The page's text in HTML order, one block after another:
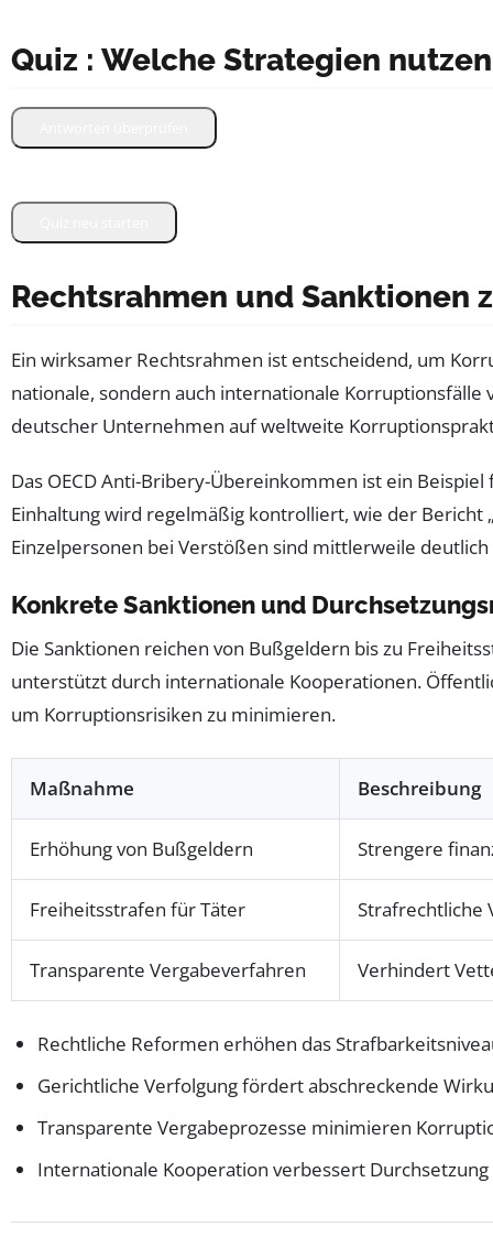
Quiz : Welche Strategien
Rechtsrahmen und Sanktionen
Ein wirksamer Rechtsrahmen ist entscheidend, um
nationale, sondern auch internationale Korruptionsfälle
deutscher Unternehmen auf weltweite
Das OECD Anti-Bribery-Übereinkommen ist ein
Einhaltung wird regelmäßig kontrolliert, wie der Bericht
Einzelpersonen bei Verstößen sind mittlerweile
Konkrete Sanktionen und
Die Sanktionen reichen von Bußgeldern bis zu
unterstützt durch internationale Kooperationen.
um Korruptionsrisiken zu minimieren.
Maßnahme Beschreibung
Erhöhung von Bußgeldern Strengere
Freiheitsstrafen für Täter Strafrechtliche
Transparente Vergabeverfahren Verhindert
Rechtliche Reformen erhöhen das
Gerichtliche Verfolgung fördert abschreckende
Transparente Vergabeprozesse minimieren
Internationale Kooperation verbessert Durchsetzung